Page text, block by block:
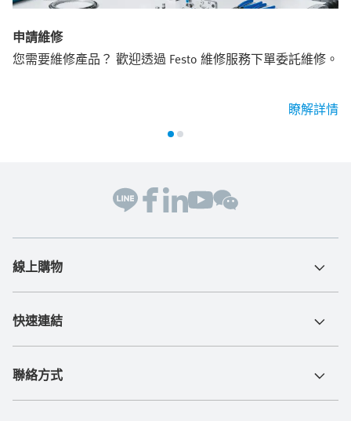
申請維修
您需要維修產品？ 歡迎透過 Festo 維修服務下單委託維修。
瞭解詳情
線上購物
快速連結
聯絡方式